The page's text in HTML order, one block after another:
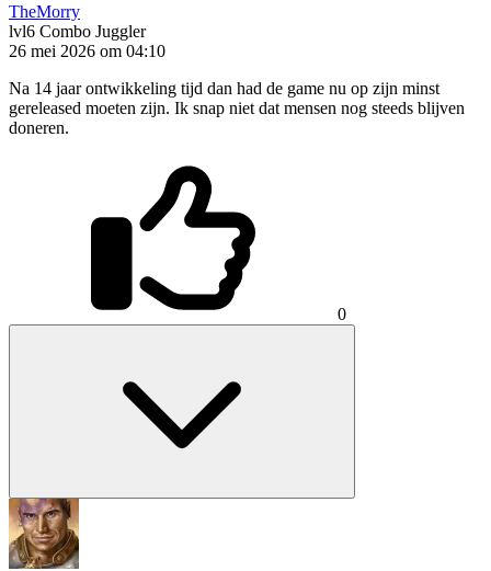
TheMorry
lvl6 Combo Juggler
26 mei 2026 om 04:10
Na 14 jaar ontwikkeling tijd dan had de game nu op zijn minst
gereleased moeten zijn. Ik snap niet dat mensen nog steeds blijven
doneren.
0